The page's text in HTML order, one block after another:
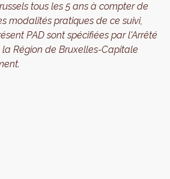
tous les 5 ans à compter de
modalités pratiques de ce suivi,
PAD sont spécifiées par l'Arrêté
Région de Bruxelles-Capitale